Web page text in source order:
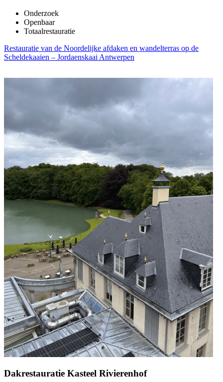
Onderzoek
Openbaar
Totaalrestauratie
Restauratie van de Noordelijke afdaken en wandelterras op de
Scheldekaaien – Jordaenskaai Antwerpen
Dakrestauratie Kasteel Rivierenhof